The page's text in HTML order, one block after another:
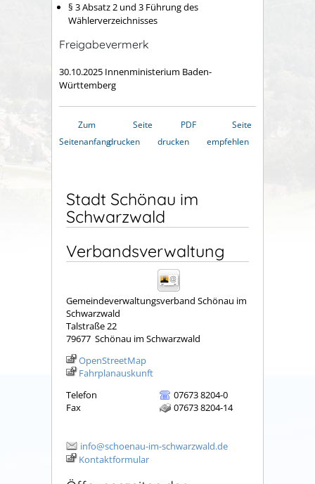
§ 3 Absatz 2 und 3 Führung des
Wählerverzeichnisses
Freigabevermerk
30.10.2025 Innenministerium Baden-
Württemberg
Zum
Seitenanfang
Seite
drucken
PDF
drucken
Seite
empfehlen
Stadt Schönau im
Schwarzwald
Verbandsverwaltung
Gemeindeverwaltungsverband Schönau im
Schwarzwald
Talstraße 22
79677 Schönau im Schwarzwald
OpenStreetMap
Fahrplanauskunft
Telefon
07673 8204-0
Fax
07673 8204-14
info@schoenau-im-schwarzwald.de
Kontaktformular